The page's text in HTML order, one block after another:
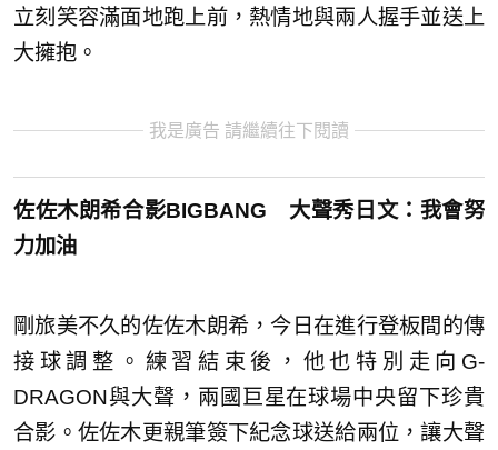
立刻笑容滿面地跑上前，熱情地與兩人握手並送上
大擁抱。
我是廣告 請繼續往下閱讀
佐佐木朗希合影BIGBANG
大聲秀日文：我會努
力加油
剛旅美不久的佐佐木朗希，今日在進行登板間的傳
接球調整。練習結束後，他也特別走向G-
DRAGON與大聲，兩國巨星在球場中央留下珍貴
合影。佐佐木更親筆簽下紀念球送給兩位，讓大聲